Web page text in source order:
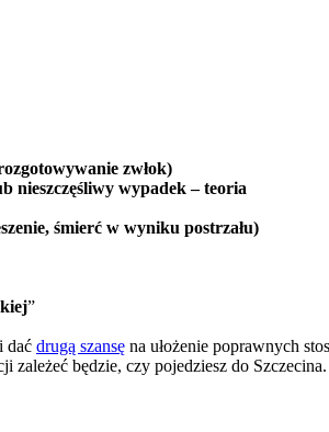
zwłok)
nieszczęśliwy wypadek – teoria
śmierć w wyniku postrzału)
”
dać drugą szansę na ułożenie poprawnych
będzie, czy pojedziesz do Szczecina.